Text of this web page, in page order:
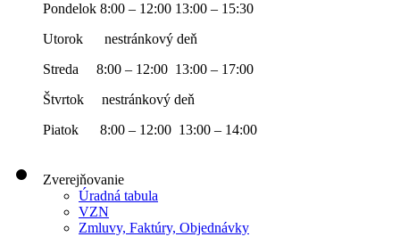
Pondelok 8:00 – 12:00 13:00 – 15:30
Utorok nestránkový deň
Streda 8:00 – 12:00 13:00 – 17:00
Štvrtok nestránkový deň
Piatok 8:00 – 12:00 13:00 – 14:00
Zverejňovanie
Úradná tabula
VZN
Zmluvy, Faktúry, Objednávky